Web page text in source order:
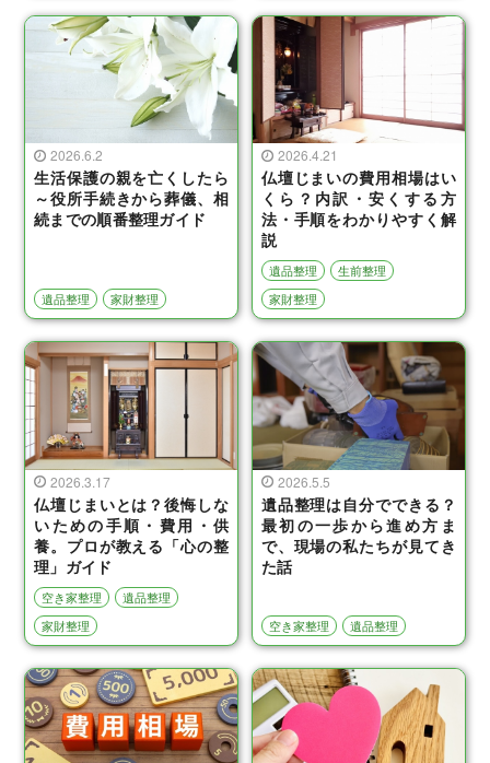
2026.6.2
生活保護の親を亡くしたら
～役所手続きから葬儀、相
続までの順番整理ガイド
遺品整理 家財整理
2026.4.21
仏壇じまいの費用相場はい
くら？内訳・安くする方
法・手順をわかりやすく解
説
遺品整理
生前整理
家財整理
2026.3.17
仏壇じまいとは？後悔しな
いための手順・費用・供
養。プロが教える「心の整
理」ガイド
空き家整理
遺品整理
家財整理
2026.5.5
遺品整理は自分でできる？
最初の一歩から進め方ま
で、現場の私たちが見てき
た話
空き家整理 遺品整理